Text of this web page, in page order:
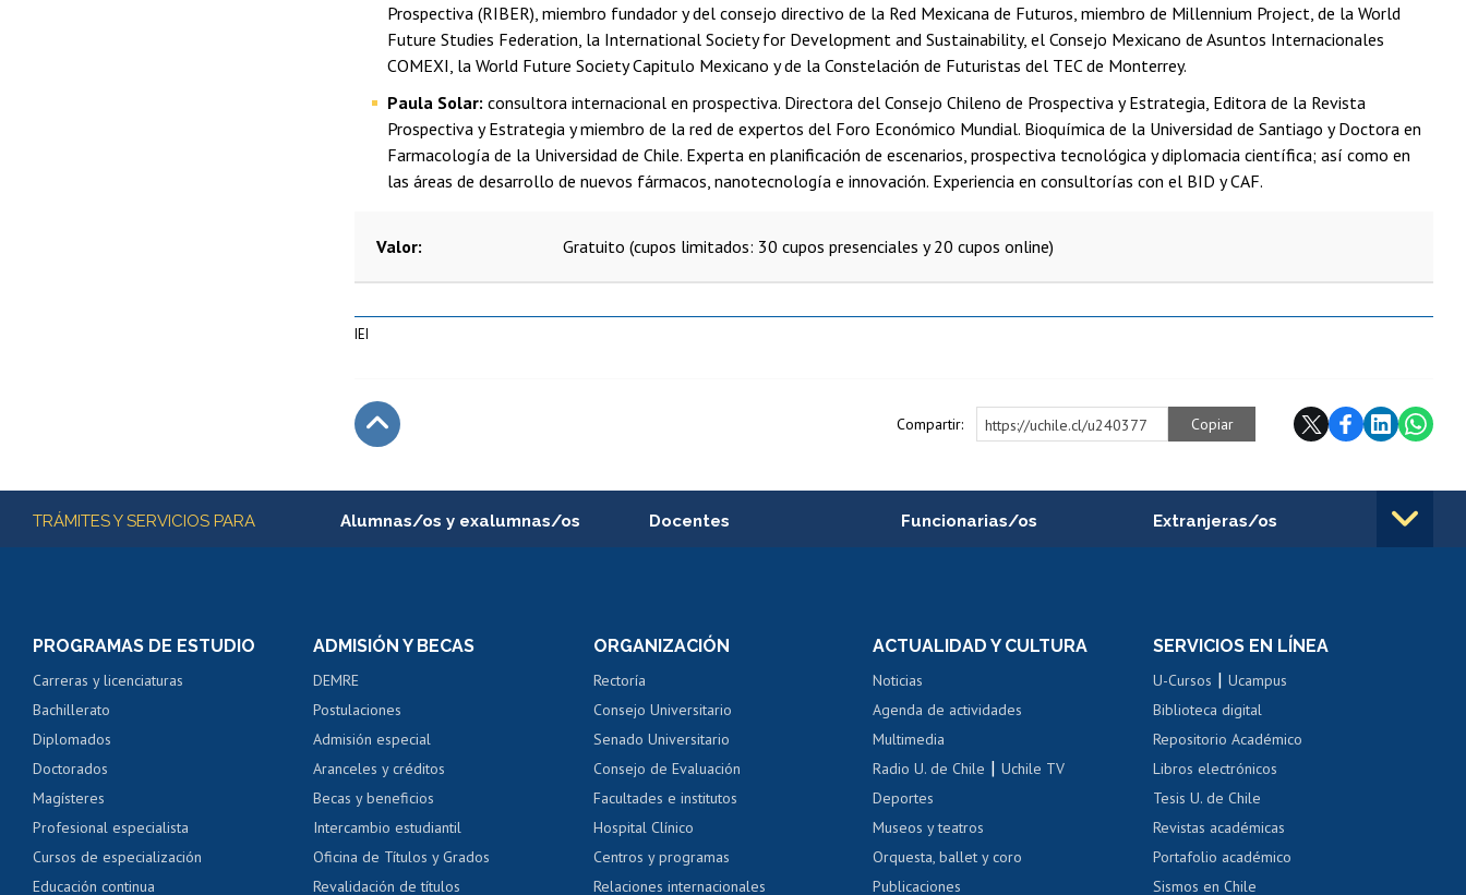
Prospectiva (RIBER), miembro fundador y del consejo directivo de la Red Mexicana de Futuros, miembro de Millennium Project, de la World
Future Studies Federation, la International Society for Development and Sustainability, el Consejo Mexicano de Asuntos Internacionales
COMEXI, la World Future Society Capitulo Mexicano y de la Constelación de Futuristas del TEC de Monterrey.
Paula Solar:consultora internacional en prospectiva. Directora del Consejo Chileno de Prospectiva y Estrategia, Editora de la Revista
Prospectiva y Estrategia y miembro de la red de expertos del Foro Económico Mundial. Bioquímica de la Universidad de Santiago y Doctora en
Farmacología de la Universidad de Chile. Experta en planificación de escenarios, prospectiva tecnológica y diplomacia científica; así como en
las áreas de desarrollo de nuevos fármacos, nanotecnología e innovación. Experiencia en consultorías con el BID y CAF.
Valor Gratuito (cupos limitados: 30 cupos presenciales y 20 cupos online)
IEI
Compartir: https://uchile.cl/u240377 Copiar
Más información
TRÁMITES Y SERVICIOS PARA Alumnas/os y exalumnas/os
Servicio médico y dental
Pago de arancel y crédito alumnos
Pago de arancel y crédito exalumnos
Certificado de títulos y grados
Docentes
Perfeccionamiento
Evaluación docente
Calificación académica
Postulación al AUCAI
Funcionarias/os
Portal de movilidad interna
Certificado de renta
Certificado de renta
Extranjeras/os
Cursos de español
Mi Uchile Ayuda tecnológica Tarjeta TUI Acoso laboral, sexual y violencia Denuncias administrativas
PROGRAMAS DE ESTUDIO
Carreras y licenciaturas
Bachillerato
Diplomados
Doctorados
Magísteres
Profesional especialista
Cursos de especialización
Educación continua
ADMISIÓN Y BECAS
DEMRE
Postulaciones
Admisión especial
Aranceles y créditos
Becas y beneficios
Intercambio estudiantil
Oficina de Títulos y Grados
Revalidación de títulos
ORGANIZACIÓN
Rectoría
Consejo Universitario
Senado Universitario
Consejo de Evaluación
Facultades e institutos
Hospital Clínico
Centros y programas
Relaciones internacionales
ACTUALIDAD Y CULTURA
Noticias
Agenda de actividades
Multimedia
Radio U. de Chile |Uchile TV
Deportes
Museos y teatros
Orquesta, ballet y coro
Publicaciones
SERVICIOS EN LÍNEA
U-Cursos |Ucampus
Biblioteca digital
Repositorio Académico
Libros electrónicos
Tesis U. de Chile
Revistas académicas
Portafolio académico
Sismos en Chile